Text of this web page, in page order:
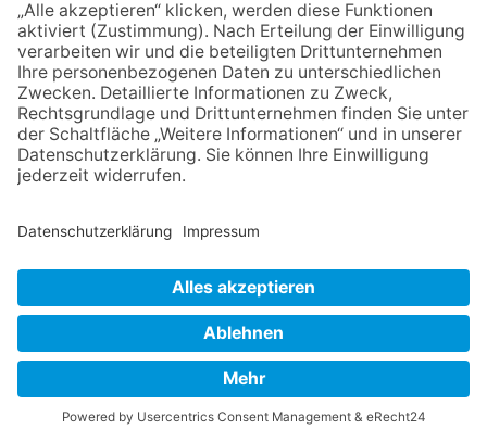
Überschlag sorgt für Vollsperrung
Glashütten (kw) – Leichte Verletzungen hat am Montag ein 46-
Jähriger bei einem Überschlag mit seinem Fahrzeug
davongetragen. Der BMW-Fahrer fuhr gegen 17.30 Uhr aus
Richtung des Großen Feldbergs kommend die L 3024 in Richtung
L 3025 (Rotes Kreuz). Dabei verlor er die Kontrolle über sein
Fahrzeug und kam nach links von der Fahrbahn ab. Der BMW
Feuerwehr schnitt den Wagen auf, um den Fahrer zu befreien.
medizinischen Versorgung in ein Krankenhaus gebracht. Für die
Dauer der Unfallaufnahme wurde die L 3024 vollständig gesperrt.
16. APRIL 2026
BLAULICHT